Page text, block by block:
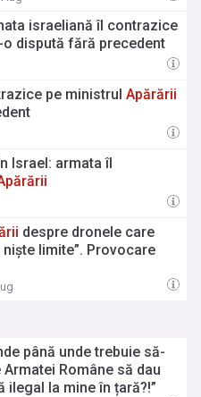
israeliană îl contrazice
dispută fără precedent
pe ministrulApărării
Israel: armata îl
despre dronele care
niște limite”. Provocare
până unde trebuie să-
Române să dau
la mine în țară?!”